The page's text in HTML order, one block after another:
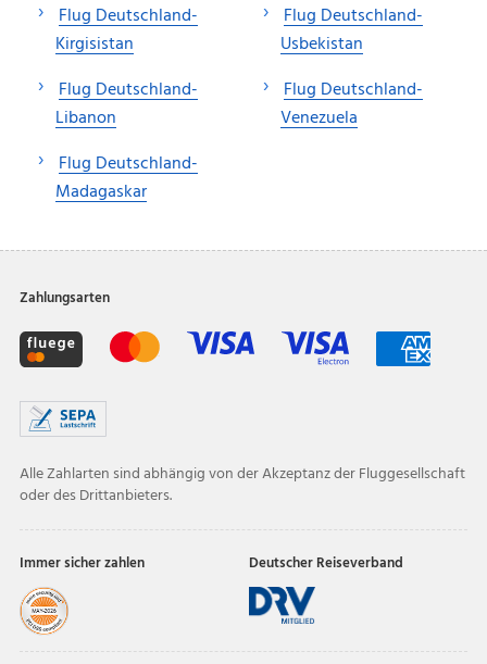
Flug Deutschland-
Kirgisistan
Flug Deutschland-
Libanon
Flug Deutschland-
Madagaskar
Flug Deutschland-
Usbekistan
Flug Deutschland-
Venezuela